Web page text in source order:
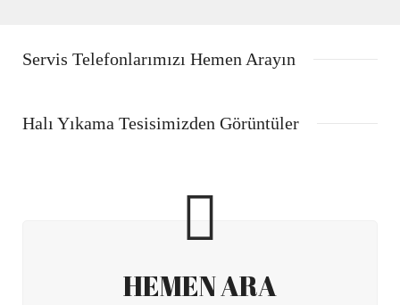
Servis Telefonlarımızı Hemen Arayın
Halı Yıkama Tesisimizden Görüntüler
HEMEN ARA